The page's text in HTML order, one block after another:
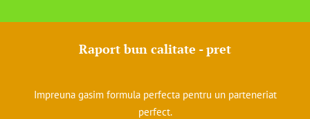
Raport bun calitate - pret
Impreuna gasim formula perfecta pentru un parteneriat
perfect.